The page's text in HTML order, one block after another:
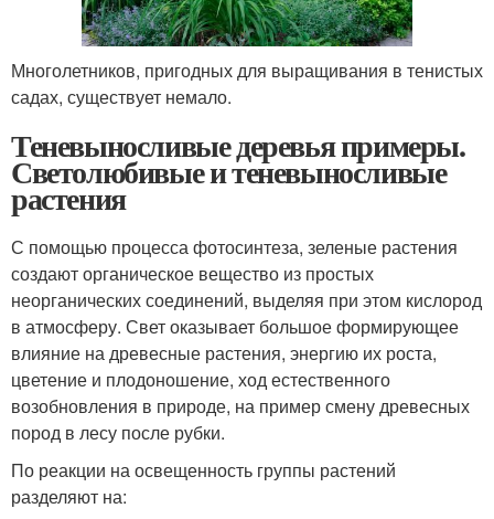
Многолетников, пригодных для выращивания в тенистых
садах, существует немало.
Теневыносливые деревья примеры.
Светолюбивые и теневыносливые
растения
С помощью процесса фотосинтеза, зеленые растения
создают органическое вещество из простых
неорганических соединений, выделяя при этом кислород
в атмосферу. Свет оказывает большое формирующее
влияние на древесные растения, энергию их роста,
цветение и плодоношение, ход естественного
возобновления в природе, на пример смену древесных
пород в лесу после рубки.
По реакции на освещенность группы растений
разделяют на: